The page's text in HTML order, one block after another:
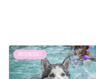
婚活奮闘記